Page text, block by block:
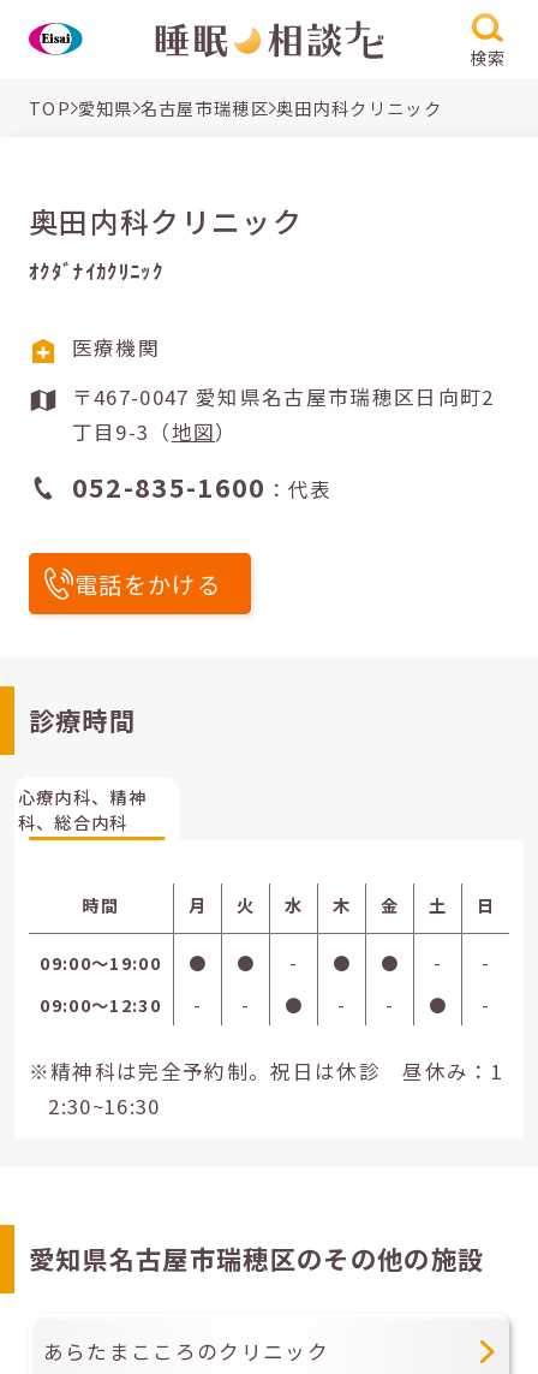
検索
TOP 愛知県 名古屋市瑞穂区 奥田内科クリニック
奥田内科クリニック
ｵｸﾀﾞﾅｲｶｸﾘﾆｯｸ
医療機関
〒467-0047 愛知県名古屋市瑞穂区日向町2
丁目9-3（地図）
052-835-1600 ：代表
電話をかける
診療時間
心療内科、精神
科、総合内科
時間 月 火 水 木 金 土 日
09:00〜19:00 ● ● - ● ● -
-
09:00〜12:30
- - ● - - ● -
※精神科は完全予約制。祝日は休診 昼休み：1
2:30~16:30
愛知県名古屋市瑞穂区のその他の施設
あらたまこころのクリニック